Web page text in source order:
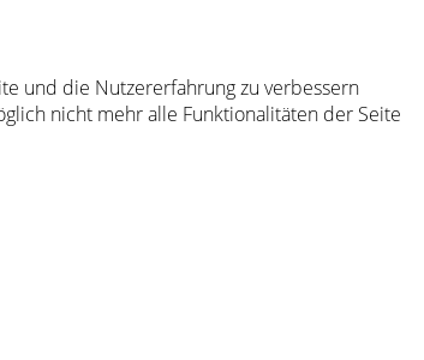
und die Nutzererfahrung zu verbessern
nicht mehr alle Funktionalitäten der Seite